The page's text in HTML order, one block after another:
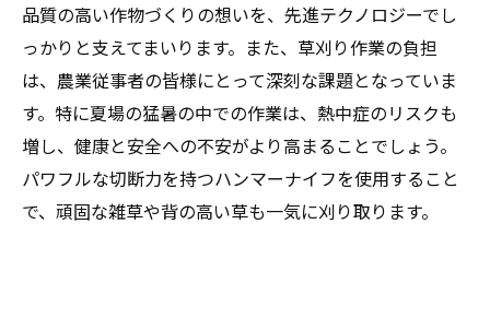
品質の高い作物づくりの想いを、先進テクノロジーでし
っかりと支えてまいります。また、草刈り作業の負担
は、農業従事者の皆様にとって深刻な課題となっていま
す。特に夏場の猛暑の中での作業は、熱中症のリスクも
増し、健康と安全への不安がより高まることでしょう。
パワフルな切断力を持つハンマーナイフを使用すること
で、頑固な雑草や背の高い草も一気に刈り取ります。